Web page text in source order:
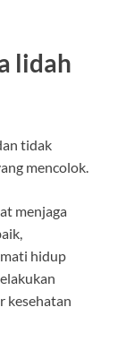
lidah
tidak
mencolok.
menjaga
hidup
kesehatan